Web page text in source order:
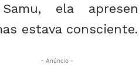
ela
estava consciente.
- Anúncio -